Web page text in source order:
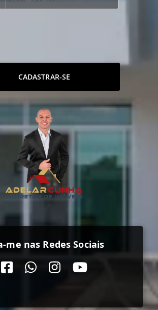
CADASTRAR-SE
me nas Redes Sociais